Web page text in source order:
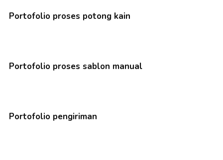
Portofolio proses potong kain
Portofolio proses sablon manual
Portofolio pengiriman